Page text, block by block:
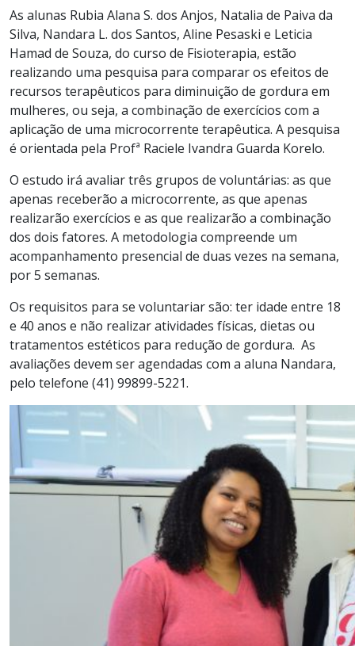
As alunas Rubia Alana S. dos Anjos, Natalia de Paiva da
Silva, Nandara L. dos Santos, Aline Pesaski e Leticia
Hamad de Souza, do curso de Fisioterapia, estão
realizando uma pesquisa para comparar os efeitos de
recursos terapêuticos para diminuição de gordura em
mulheres, ou seja, a combinação de exercícios com a
aplicação de uma microcorrente terapêutica. A pesquisa
é orientada pela Profª Raciele Ivandra Guarda Korelo.
O estudo irá avaliar três grupos de voluntárias: as que
apenas receberão a microcorrente, as que apenas
realizarão exercícios e as que realizarão a combinação
dos dois fatores. A metodologia compreende um
acompanhamento presencial de duas vezes na semana,
por 5 semanas.
Os requisitos para se voluntariar são: ter idade entre 18
e 40 anos e não realizar atividades físicas, dietas ou
tratamentos estéticos para redução de gordura. As
avaliações devem ser agendadas com a aluna Nandara,
pelo telefone (41) 99899-5221.